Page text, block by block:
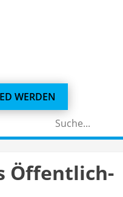
WERDEN
Öffentlich-